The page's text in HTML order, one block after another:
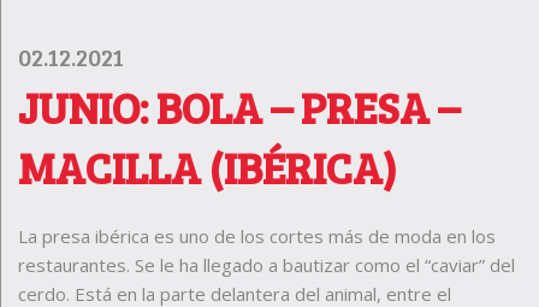
02.12.2021
JUNIO: BOLA – PRESA –
MACILLA (IBÉRICA)
La presa ibérica es uno de los cortes más de moda en los
restaurantes. Se le ha llegado a bautizar como el “caviar” del
cerdo. Está en la parte delantera del animal, entre el